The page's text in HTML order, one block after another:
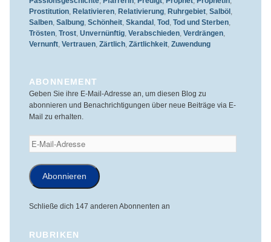
Prostitution, Relativieren, Relativierung, Ruhrgebiet, Salböl ,
Salben, Salbung, Schönheit, Skandal , Tod , Tod und Sterben,
Trösten, Trost, Unvernünftig, Verabschieden, Verdrängen,
Vernunft, Vertrauen, Zärtlich, Zärtlichkeit, Zuwendung
ABONNEMENT
Geben Sie ihre E-Mail-Adresse an, um diesen Blog zu
abonnieren und Benachrichtigungen über neue Beiträge via E-
Mail zu erhalten.
E-
Mail-
Adresse
Abonnieren
Schließe dich 147 anderen Abonnenten an
RUBRIKEN